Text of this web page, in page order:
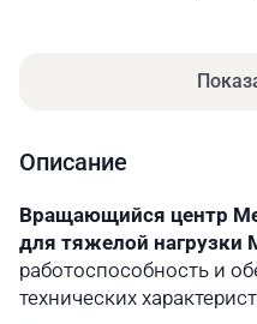
Описание
Вращающийся центр
для тяжелой нагрузки
работоспособность и
технических